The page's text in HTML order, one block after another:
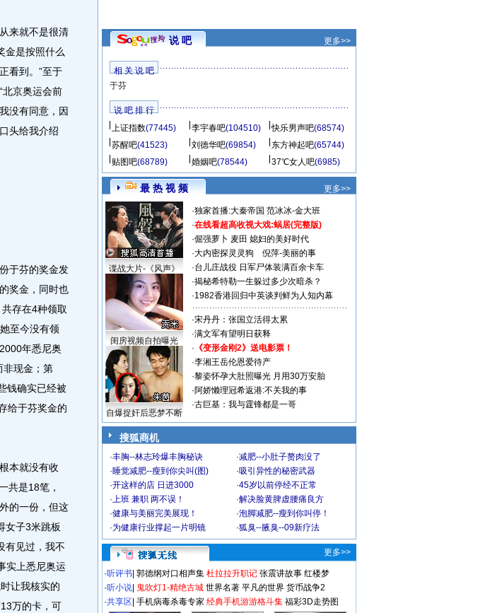
来就不是很清
金是按照什么
看到。”至于
北京奥运会前
没有同意，因
头给我介绍
于芬的奖金发
奖金，同时也
存在4种领取
至今没有领
年悉尼奥
非现金；第
钱确实已经被
给于芬奖金的
本就没有收
共是18笔，
的一份，但这
女子3米跳板
有见过，我不
实上悉尼奥运
让我核实的
万的卡，可
说 吧 更多>>
相 关 说 吧
于芬
说 吧 排 行
上证指数(77445) 李宇春吧(104510) 快乐男声吧(68574)
苏醒吧(41523) 刘德华吧(69854) 东方神起吧(65744)
贴图吧(68789) 婚姻吧(78544) 37℃女人吧(6985)
最 热 视 频 更多>>
谍战大片-《风声》
闺房视频自拍曝光
自爆捉奸后恶梦不断
·独家首播:大秦帝国 范冰冰-金大班
·在线看超高收视大戏:蜗居(完整版)
·倔强萝卜 麦田 媳妇的美好时代
·大内密探灵灵狗
倪萍-美丽的事
·台儿庄战役 日军尸体装满百余卡车
·揭秘希特勒一生躲过多少次暗杀？
·1982香港回归中英谈判鲜为人知内幕
·宋丹丹：张国立活得太累
·满文军有望明日获释
· 《变形金刚2》送电影票！
·李湘王岳伦恩爱待产
·黎姿怀孕大肚照曝光 月用30万安胎
·阿娇懒理冠希返港:不关我的事
·古巨基：我与霆锋都是一哥
搜狐商机
·丰胸--林志玲爆丰胸秘诀 ·减肥--小肚子赘肉没了
·睡觉减肥--瘦到你尖叫(图) ·吸引异性的秘密武器
·开这样的店 日进3000 ·45岁以前停经不正常
·上班 兼职 两不误！ ·解决脸黄脾虚腰痛良方
·健康与美丽完美展现！ ·泡脚减肥--瘦到你叫停！
·为健康行业撑起一片明镜 ·狐臭--腋臭--09新疗法
更多>>
·听评书 郭德纲对口相声集 杜拉拉升职记 张震讲故事 红楼梦
·听小说 鬼吹灯1-精绝古城 世界名著 平凡的世界 货币战争2
·共享区 手机病毒杀毒专家 经典手机游游格斗集 福彩3D走势图